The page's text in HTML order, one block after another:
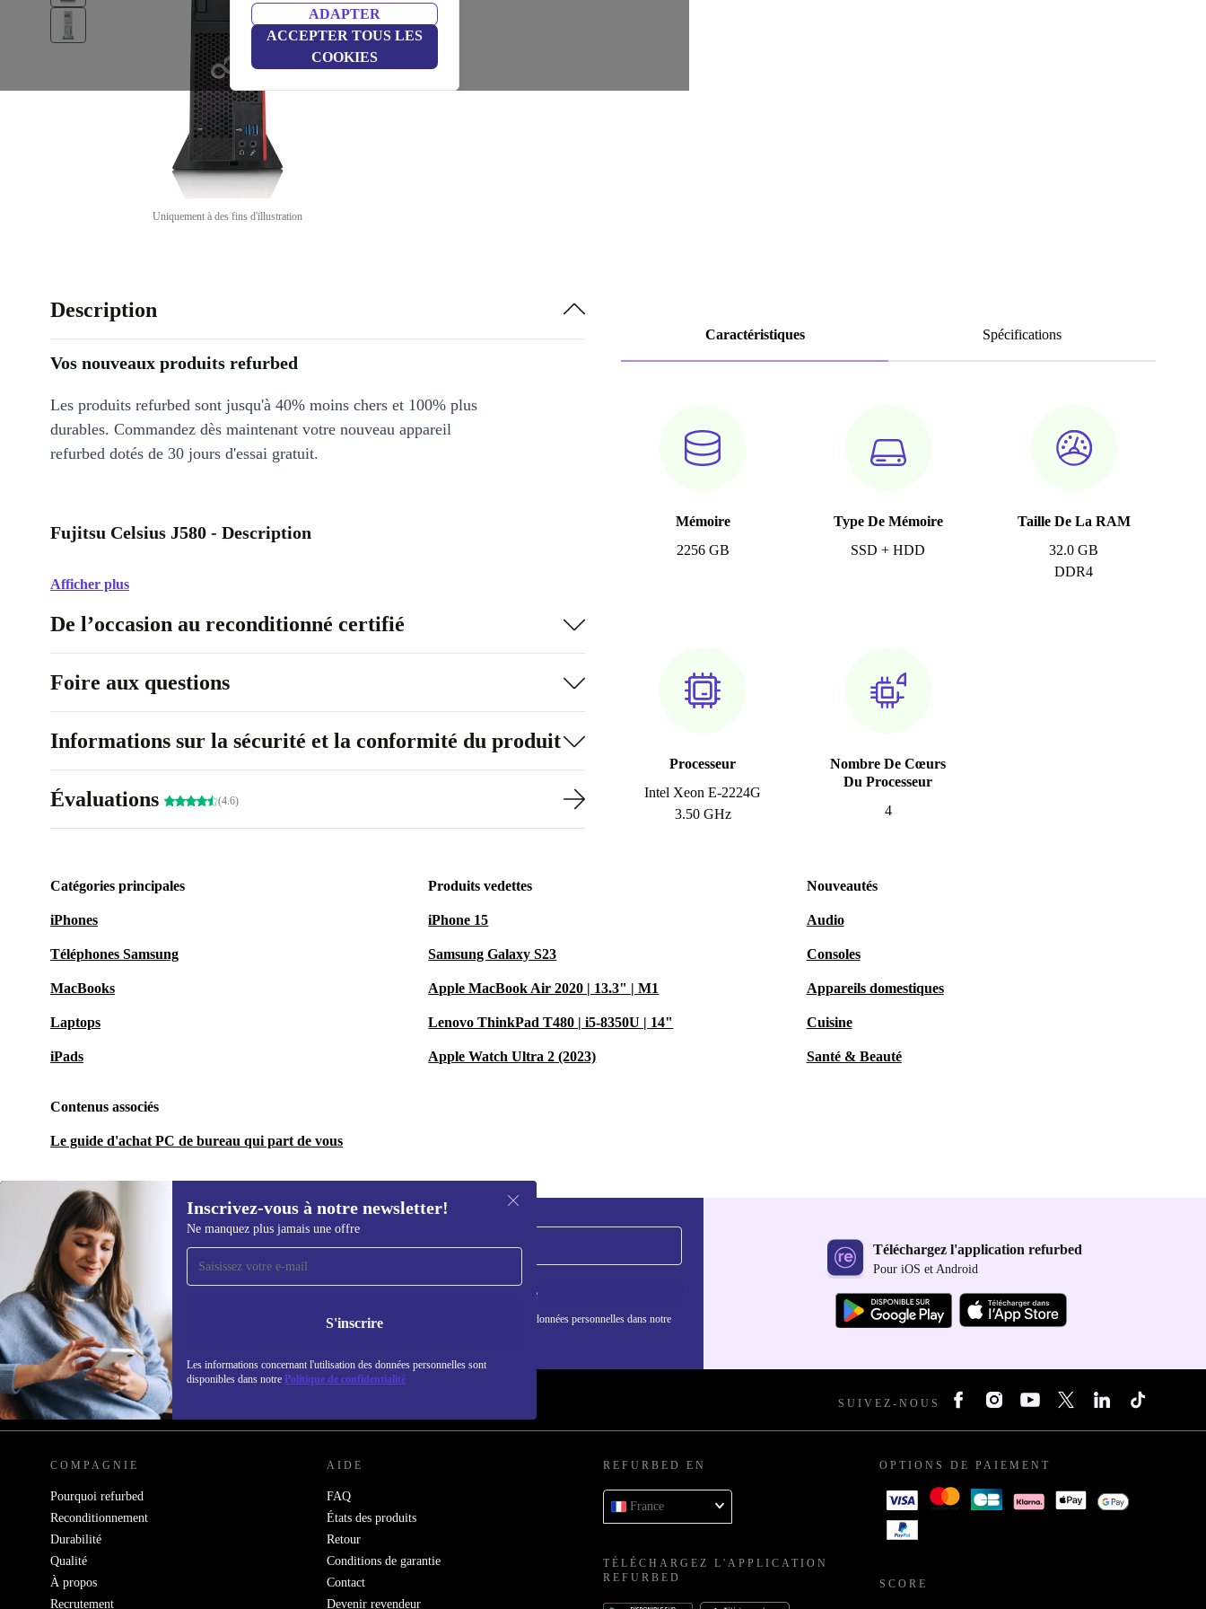
ADAPTER
ACCEPTER TOUS LES
COOKIES
Uniquement à des fins d'illustration
Caractéristiques Spécifications
Mémoire
2256 GB
Type De Mémoire
SSD + HDD
Taille De La RAM
32.0 GB
DDR4
Processeur
Intel Xeon E-2224G
3.50 GHz
Nombre De Cœurs
Du Processeur
4
Description
Vos nouveaux produits refurbed
Les produits refurbed sont jusqu'à 40% moins chers et 100% plus
durables. Commandez dès maintenant votre nouveau appareil
refurbed dotés de 30 jours d'essai gratuit.
Fujitsu Celsius J580 - Description
Afficher plus
De l’occasion au reconditionné certifié
Foire aux questions
Informations sur la sécurité et la conformité du produit
Évaluations (4.6)
Catégories principales
iPhones
Téléphones Samsung
MacBooks
Laptops
iPads
Produits vedettes
iPhone 15
Samsung Galaxy S23
Apple MacBook Air 2020 | 13.3" | M1
Lenovo ThinkPad T480 | i5-8350U | 14"
Apple Watch Ultra 2 (2023)
Nouveautés
Audio
Consoles
Appareils domestiques
Cuisine
Santé & Beauté
Contenus associés
Le guide d'achat PC de bureau qui part de vous
Inscrivez-vous à notre newsletter!
Ne manquez plus jamais une offre
S'inscrire
Les informations concernant l'utilisation des données personnelles sont
disponibles dans notre Politique de confidentialité
Recevoir offres et infos de
refurbed par mail
Ne manquez plus aucune offre.
S'inscrire
Retrouvez les informations sur l'utilisation des données personnelles dans notre
Téléchargez l'application refurbed
Pour iOS et Android
REFURBED FRANCE - RETHINK NEW. SUIVEZ-NOUS
COMPAGNIE
Pourquoi refurbed
Reconditionnement
Durabilité
Qualité
À propos
Recrutement
AIDE
FAQ
États des produits
Retour
Conditions de garantie
Contact
Devenir revendeur
REFURBED EN
France
TÉLÉCHARGEZ L'APPLICATION
REFURBED
OPTIONS DE PAIEMENT
SCORE